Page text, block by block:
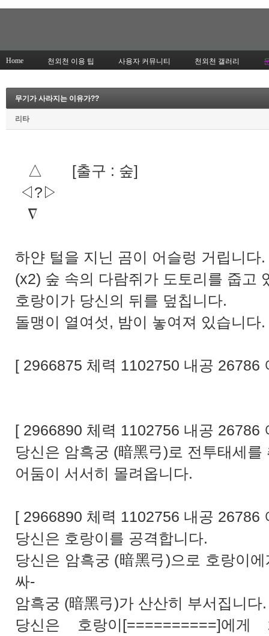
Home 천외천 이용 팁 사용자 커뮤니티 천외천 갤러리
무기가 사라지는 이유가??
리타
△ [출구 : 숲]
◁?▷
∇
하얀 털을 지닌 곰이 어슬렁 거립니다.
(x2) 숲 속의 다람쥐가 도토리를 줍고
호랑이가 당신의 뒤를 덮칩니다.
돌맹이 열여섯, 밤이 놓여져 있습니다.
[ 2966875 체력 1102750 내공 26786
[ 2966890 체력 1102756 내공 26786
당신은 암흑궁 (暗黑弓)로 전투태세를
어둠이 서서히 몰려옵니다.
[ 2966890 체력 1102756 내공 26786
당신은 호랑이를 공격합니다.
당신은 암흑궁 (暗黑弓)으로 호랑이
싸-
암흑궁 (暗黑弓)가 산산히 부서집니다.
당신은 호랑이[==========]에